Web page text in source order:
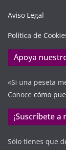
Aviso Legal
Política de
Apoya
«Si una peseta
Conoce cómo
¡Suscríbete
Sólo tienes que